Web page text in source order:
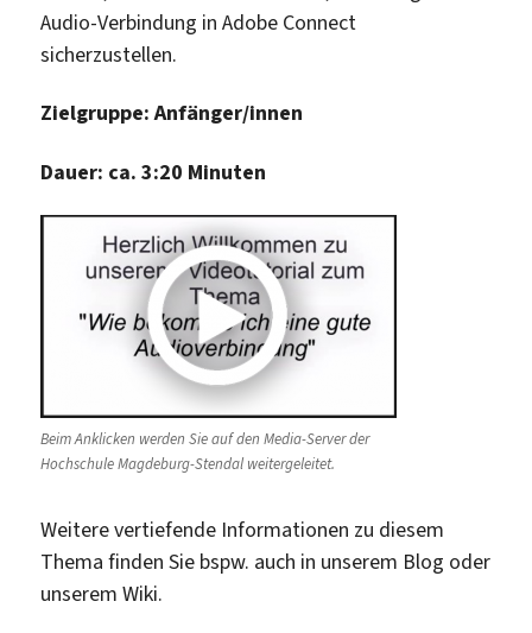
Audio-Verbindung in Adobe Connect
sicherzustellen.
Zielgruppe: Anfänger/innen
Dauer: ca. 3:20 Minuten
Beim Anklicken werden Sie auf den Media-Server der
Hochschule Magdeburg-Stendal weitergeleitet.
Weitere vertiefende Informationen zu diesem
Thema finden Sie bspw. auch in unserem Blog oder
unserem Wiki.